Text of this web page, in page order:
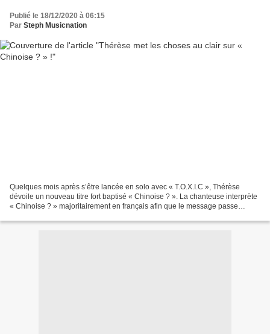
Publié le 18/12/2020 à 06:15
Par Steph Musicnation
Quelques mois après s’être lancée en solo avec « T.O.X.I.C », Thérèse
dévoile un nouveau titre fort baptisé « Chinoise ? ». La chanteuse interprète
« Chinoise ? » majoritairement en français afin que le message passe